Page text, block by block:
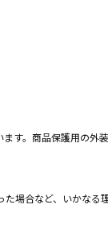
す。商品保護用の
合など、いかなる